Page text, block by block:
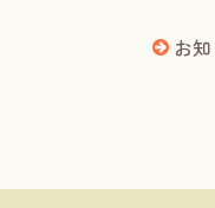
お